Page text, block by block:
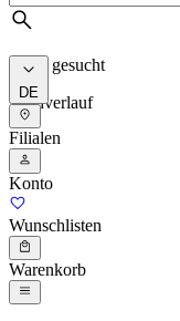
Meist gesucht
Suchverlauf
DE
Filialen
Konto
Wunschlisten
Warenkorb